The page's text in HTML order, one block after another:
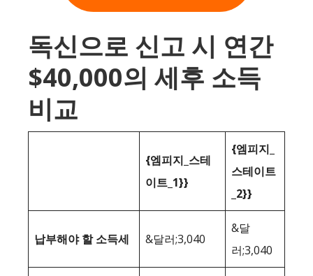
독신으로 신고 시 연간
$40,000의 세후 소득
비교
{엠피지_스테
이트_1}}
{엠피지_
스테이트
_2}}
납부해야 할 소득세 &달러;3,040
&달
러;3,040